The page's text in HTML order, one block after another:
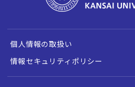
個人情報の取扱い
情報セキュリティポリシー